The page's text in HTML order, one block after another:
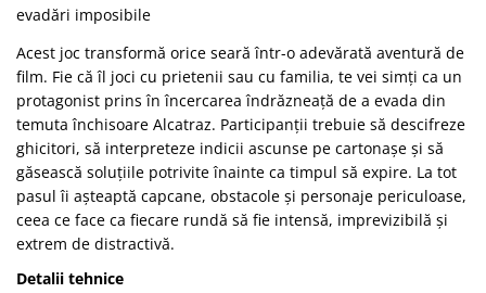
evadări imposibile
Acest joc transformă orice seară într-o adevărată aventură de
film. Fie că îl joci cu prietenii sau cu familia, te vei simți ca un
protagonist prins în încercarea îndrăzneață de a evada din
temuta închisoare Alcatraz. Participanții trebuie să descifreze
ghicitori, să interpreteze indicii ascunse pe cartonașe și să
găsească soluțiile potrivite înainte ca timpul să expire. La tot
pasul îi așteaptă capcane, obstacole și personaje periculoase,
ceea ce face ca fiecare rundă să fie intensă, imprevizibilă și
extrem de distractivă.
Detalii tehnice